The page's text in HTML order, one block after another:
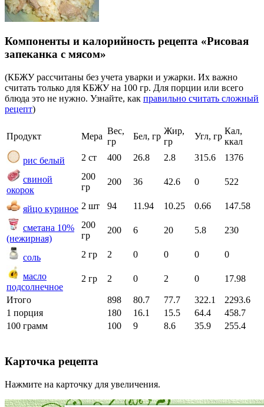
Компоненты и калорийность рецепта «Рисовая
запеканка с мясом»
(КБЖУ рассчитаны без учета уварки и ужарки. Их важно
считать только для КБЖУ на 100 гр. Для порции или всего
блюда это не нужно. Узнайте, как правильно считать сложный
рецепт)
Продукт Мера
Вес,
гр
Бел, гр
Жир,
гр
Угл, гр
Кал,
ккал
рис белый
2 ст 400 26.8 2.8 315.6 1376
свиной
окорок
200
гр
200 36 42.6 0 522
яйцо куриное 2 шт 94 11.94 10.25 0.66 147.58
сметана 10%
(нежирная)
200
гр
200 6 20 5.8 230
соль 2 гр 2 0 0 0 0
масло
подсолнечное
2 гр 2 0 2 0 17.98
Итого 898 80.7 77.7 322.1
2293.6
1 порция
180 16.1 15.5 64.4
458.7
100 грамм
100 9 8.6 35.9 255.4
Карточка рецепта
Нажмите на карточку для увеличения.